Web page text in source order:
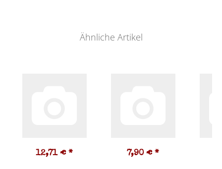
Ähnliche Artikel
12,71 € * 7,90 € *